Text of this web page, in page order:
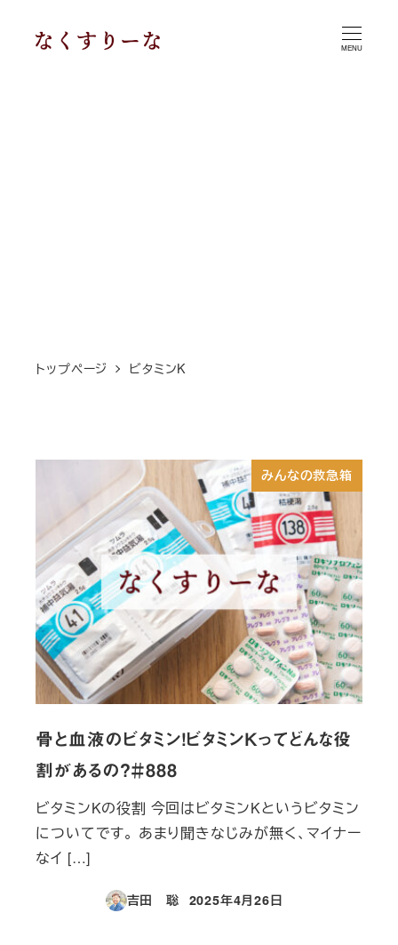
MENU
トップページ ビタミンK
みんなの救急箱
骨と血液のビタミン！ビタミンKってどんな役
割があるの？＃888
ビタミンKの役割 今回はビタミンKというビタミン
についてです。 あまり聞きなじみが無く、マイナー
なイ […]
吉田 聡
投稿日
2025年4月26日